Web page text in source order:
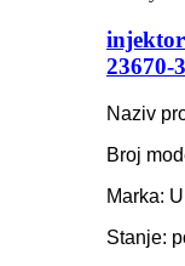
injektor
23670-
Naziv
Broj
Marka:
Stanje: